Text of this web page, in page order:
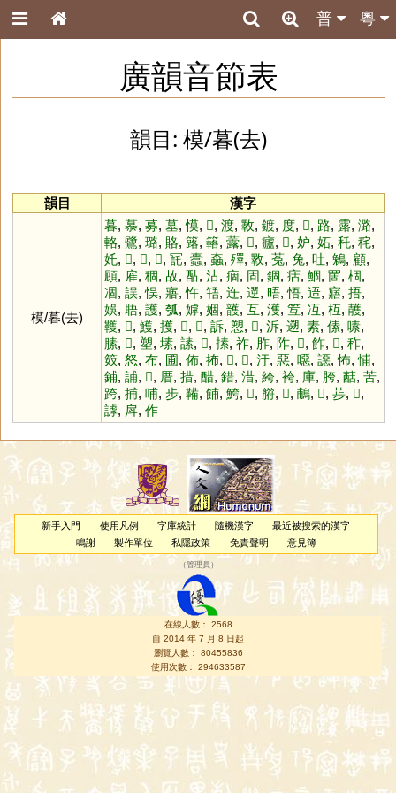
粵
普
廣韻音節表
韻目: 模/暮(去)
韻目 漢字
模/暮(去)
暮, 慕, 募, 墓,慔, 𥰻, 渡, 斁, 鍍, 度, 𥯖, 路, 露, 潞,
輅, 鷺, 璐, 賂, 簬, 簵, 虂, 𤻱, 㿖, 𦌕, 妒, 妬, 秅, 秺,
奼, 𤴱, 𦘴, 𤴱, 㓃, 蠹, 螙, 殬, 斁, 菟, 兔, 吐, 鵵, 顧,
頋, 雇, 稒, 故, 酤, 沽, 痼, 固, 錮, 㽽, 鯝, 䍛, 棝,
凅, 誤,悮, 寤,忤, 啎, 迕, 遻, 晤,悟, 逜, 窹, 捂,
娛, 䎸, 護, 瓠, 嫭, 婟, 頀, 互, 濩, 䇘, 冱, 枑, 䨼,
韄, 𧥮, 鱯, 擭, 𦊂, 𦬚, 訴, 愬, 𧪜, 泝, 遡, 素, 傃, 嗉,
膆, 𤤐, 塑, 塐, 䛾, 𤢘, 㨞, 祚, 胙, 阼, 𧃘, 飵, 𧇣, 秨,
笯, 怒, 布, 圃, 佈, 抪, 𠜙, 𧉩, 汙, 惡, 噁, 䜑,怖,悑,
鋪, 誧, 𤸵, 厝, 措, 醋, 錯, 㳻, 絝, 袴, 庫, 胯, 䔯, 苦,
跨, 捕, 哺, 步, 鞴, 餔, 鮬, 𩣝, 䒀, 𨛒, 鵏, 𤸵, 荹, 𩢕,
謼, 戽, 作
新手入門 使用凡例 字庫統計 隨機漢字
最近被搜索的漢字
鳴謝
製作單位 私隱政策 免責聲明 意見簿
（管理員 ）
在線人數： 2568
自 2014 年 7 月 8 日起
瀏覽人數： 80455836
使用次數： 294633587